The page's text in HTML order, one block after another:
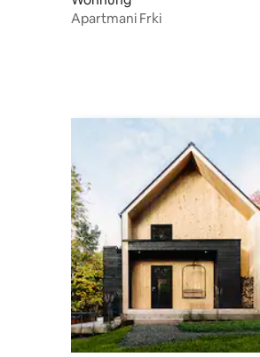
Apartmani Frki